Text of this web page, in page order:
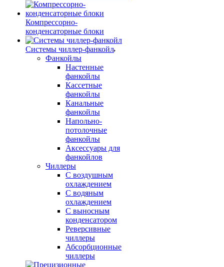
Компрессорно-
конденсаторные блоки
Системы чиллер-фанкойл
Фанкойлы
Настенные
фанкойлы
Кассетные
фанкойлы
Канальные
фанкойлы
Напольно-
потолочные
фанкойлы
Аксессуары для
фанкойлов
Чиллеры
С воздушным
охлаждением
С водяным
охлаждением
С выносным
конденсатором
Реверсивные
чиллеры
Абсорбционные
чиллеры